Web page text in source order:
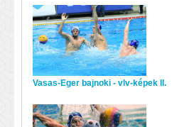
Vasas-Eger bajnoki - vlv-képek II.